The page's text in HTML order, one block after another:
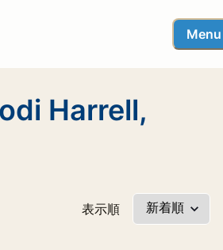
Menu
Harrell,
表示順